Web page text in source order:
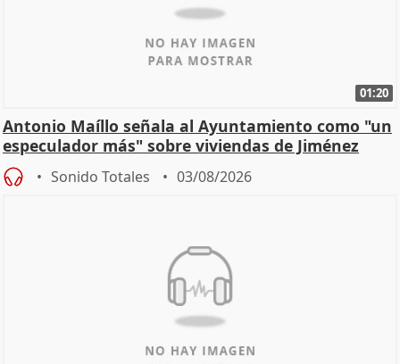
01:20
Antonio Maíllo señala al Ayuntamiento como "un
especulador más" sobre viviendas de Jiménez
Becerril
Sonido Totales 03/08/2026